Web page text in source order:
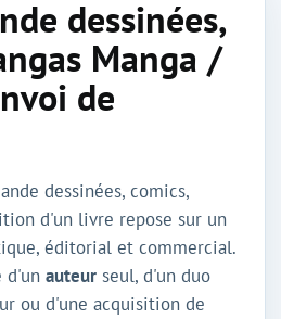
dessinées,
Manga /
de
dessinées, comics,
d'un livre repose sur un
éditorial et commercial.
d'un auteur seul, d'un duo
ou d'une acquisition de